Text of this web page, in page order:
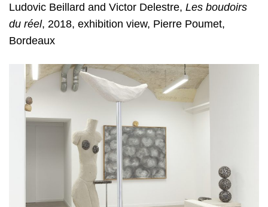
Ludovic Beillard and Victor Delestre, Les boudoirs
du réel, 2018, exhibition view, Pierre Poumet,
Bordeaux